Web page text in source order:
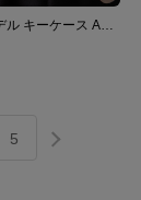
雪白 東 モデル キーケース A3! 冬組
5